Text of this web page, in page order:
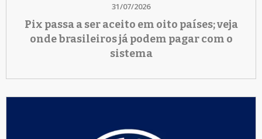
31/07/2026
Pix passa a ser aceito em oito países; veja
onde brasileiros já podem pagar com o
sistema